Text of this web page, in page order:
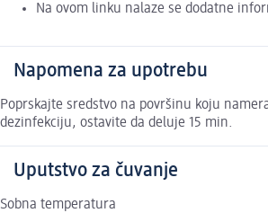
Na ovom linku nalaze se dodatne
Napomena za upotrebu
Poprskajte sredstvo na površinu koju
dezinfekciju, ostavite da deluje 15 min.
Uputstvo za čuvanje
Sobna temperatura